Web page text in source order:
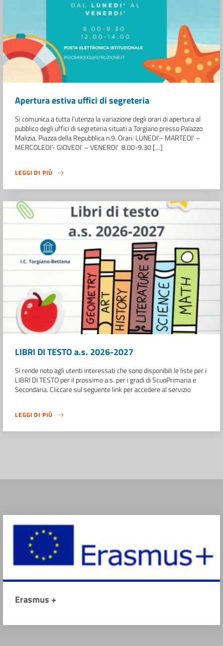
Apertura estiva uffici di segreteria
Si comunica a tutta l’utenza la variazione degli orari di apertura al
pubblico degli uffici di segreteria situati a Torgiano presso Palazzo
Malizia, Piazza della Repubblica n.9. Orari: LUNEDI’– MARTEDI’ –
MERCOLEDI’- GIOVEDI’ – VENERDI’ 8.00-9.30 […]
LEGGI DI PIÙ
LIBRI DI TESTO a.s. 2026-2027
Si rende noto agli utenti interessati che sono disponibili le liste per i
LIBRI DI TESTO per il prossimo a.s. per i gradi di ScuoPrimaria e
Secondaria. Cliccare sul seguente link per accedere al servizio
LEGGI DI PIÙ
Erasmus +